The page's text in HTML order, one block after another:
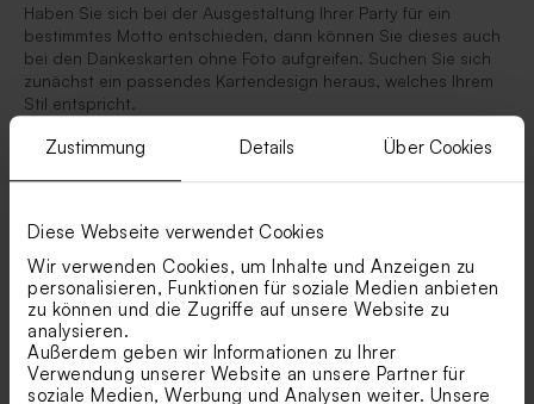
Zustimmung Details Über Cookies
Diese Webseite verwendet Cookies
Wir verwenden Cookies, um Inhalte und Anzeigen zu
personalisieren, Funktionen für soziale Medien anbieten
zu können und die Zugriffe auf unsere Website zu
analysieren.
Außerdem geben wir Informationen zu Ihrer
Verwendung unserer Website an unsere Partner für
soziale Medien, Werbung und Analysen weiter. Unsere
Haben Sie sich bei der Ausgestaltung Ihrer Party für ein
bestimmtes Motto entschieden, dann können Sie dieses auch
bei den Dankeskarten ohne Foto aufgreifen. Suchen Sie sich
zunächst ein passendes Kartendesign heraus, welches Ihrem
Stil entspricht.
Beliebte Kategorien
Danksagung mit foto
Dankeskarten ohne Foto